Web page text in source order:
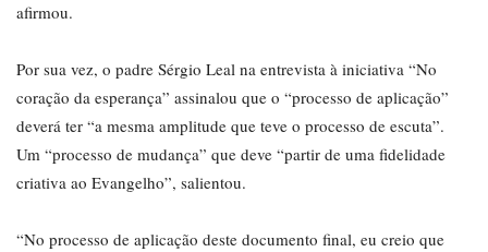
afirmou.
Por sua vez, o padre Sérgio Leal na entrevista à iniciativa “No
coração da esperança” assinalou que o “processo de aplicação”
deverá ter “a mesma amplitude que teve o processo de escuta”.
Um “processo de mudança” que deve “partir de uma fidelidade
criativa ao Evangelho”, salientou.
“No processo de aplicação deste documento final, eu creio que